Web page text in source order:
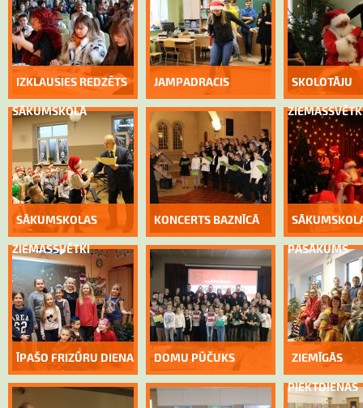
IZKLAUSIES REDZĒTS
SĀKUMSKOLĀ
JAMPADRACIS SKOLOTĀJU
SĀKUMSKOLAS
ZIEMASSVĒTKI
KONCERTS BAZNĪCĀ
PASĀKUMS
ĪPAŠO FRIZŪRU DIENA DOMU PŪČUKS ZIEMĪGĀS
PIEKTDIENAS